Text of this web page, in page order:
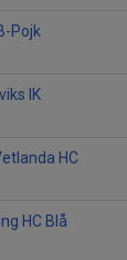
Pojk
IK
HC
HC Blå